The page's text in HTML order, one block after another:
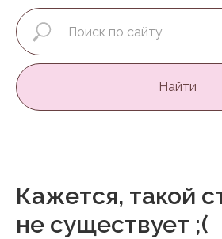
Найти
Кажется, такой
не существует ;(